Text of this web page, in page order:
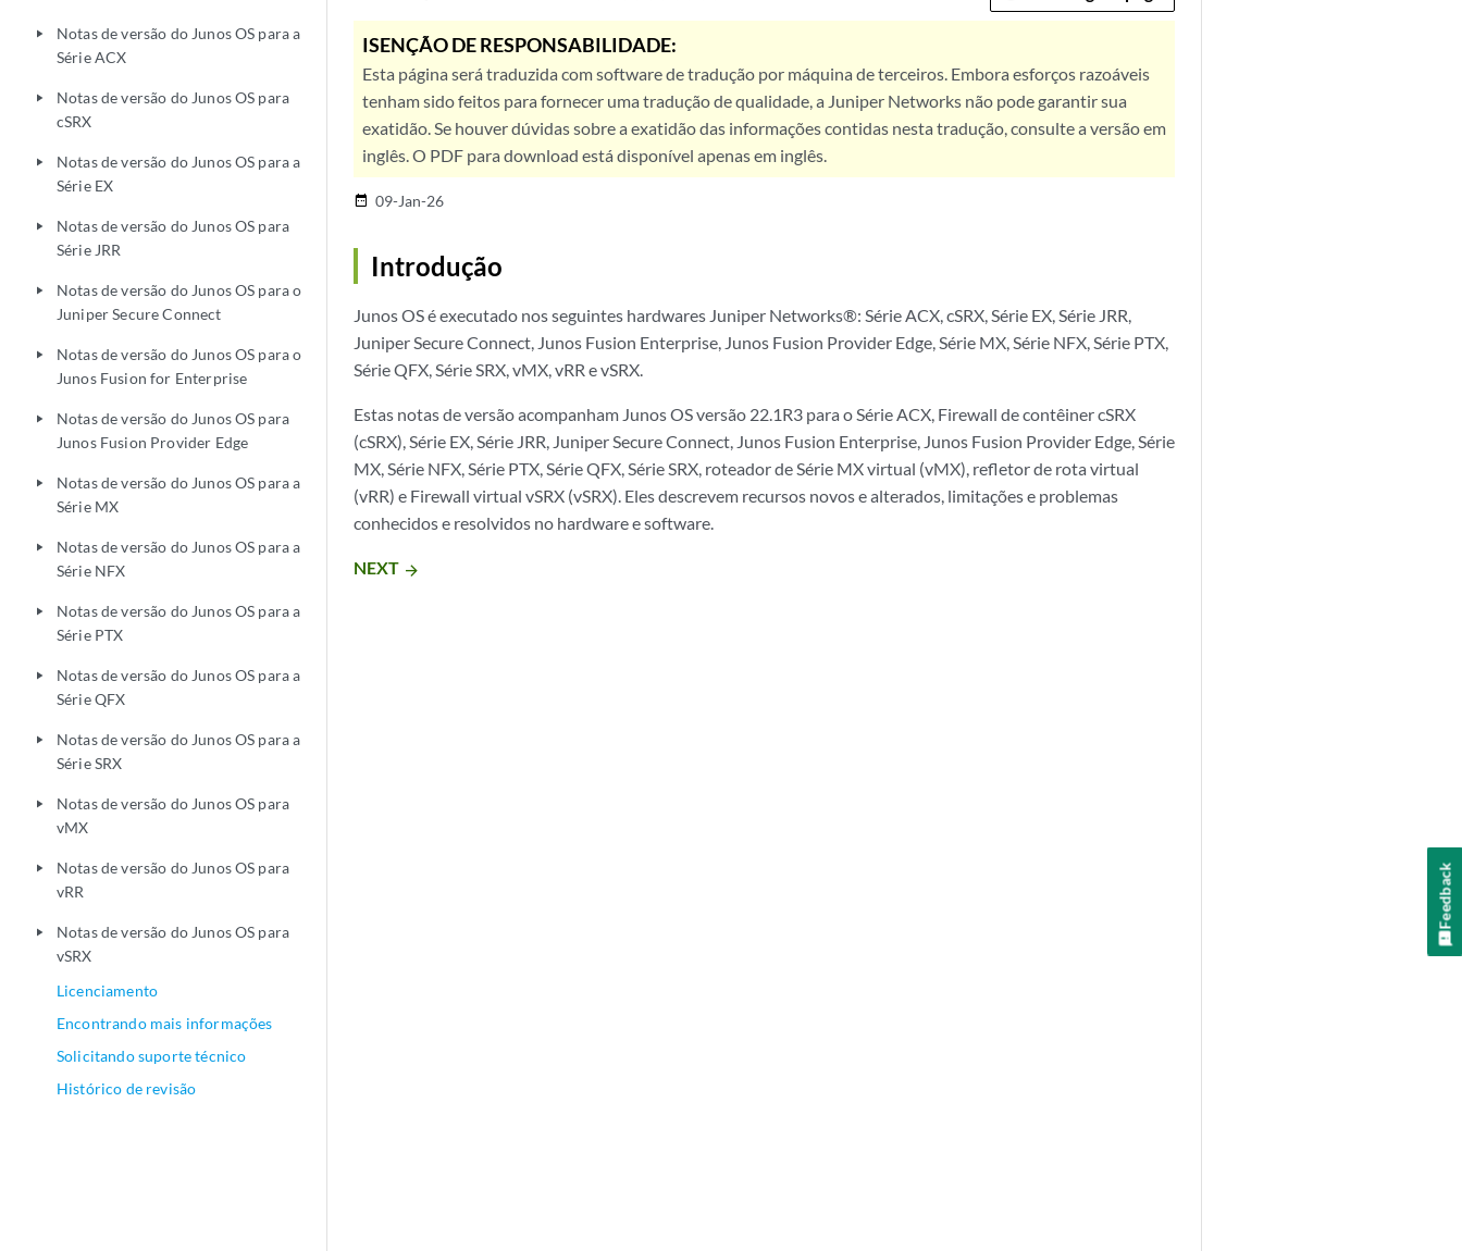
play_arrow
Notas de versão do Junos OS para a
Série ACX
play_arrow
Notas de versão do Junos OS para
cSRX
play_arrow
Notas de versão do Junos OS para a
Série EX
play_arrow
Notas de versão do Junos OS para
Série JRR
play_arrow
Notas de versão do Junos OS para o
Juniper Secure Connect
play_arrow
Notas de versão do Junos OS para o
Junos Fusion for Enterprise
play_arrow
Notas de versão do Junos OS para
Junos Fusion Provider Edge
play_arrow
Notas de versão do Junos OS para a
Série MX
play_arrow
Notas de versão do Junos OS para a
Série NFX
play_arrow
Notas de versão do Junos OS para a
Série PTX
play_arrow
Notas de versão do Junos OS para a
Série QFX
play_arrow
Notas de versão do Junos OS para a
Série SRX
play_arrow
Notas de versão do Junos OS para
vMX
play_arrow
Notas de versão do Junos OS para
vRR
play_arrow
Notas de versão do Junos OS para
vSRX
Licenciamento
Encontrando mais informações
Solicitando suporte técnico
Histórico de revisão
ISENÇÃO DE RESPONSABILIDADE:
Esta página será traduzida com software de tradução por máquina de terceiros. Embora esforços razoáveis
tenham sido feitos para fornecer uma tradução de qualidade, a Juniper Networks não pode garantir sua
exatidão. Se houver dúvidas sobre a exatidão das informações contidas nesta tradução, consulte a versão em
inglês. O PDF para download está disponível apenas em inglês.
date_range 09-Jan-26
Introdução
Junos OS é executado nos seguintes hardwares Juniper Networks®: Série ACX, cSRX, Série EX, Série JRR,
Juniper Secure Connect, Junos Fusion Enterprise, Junos Fusion Provider Edge, Série MX, Série NFX, Série PTX,
Série QFX, Série SRX, vMX, vRR e vSRX.
Estas notas de versão acompanham Junos OS versão 22.1R3 para o Série ACX, Firewall de contêiner cSRX
(cSRX), Série EX, Série JRR, Juniper Secure Connect, Junos Fusion Enterprise, Junos Fusion Provider Edge, Série
MX, Série NFX, Série PTX, Série QFX, Série SRX, roteador de Série MX virtual (vMX), refletor de rota virtual
(vRR) e Firewall virtual vSRX (vSRX). Eles descrevem recursos novos e alterados, limitações e problemas
conhecidos e resolvidos no hardware e software.
NEXT arrow_forward
Feedback